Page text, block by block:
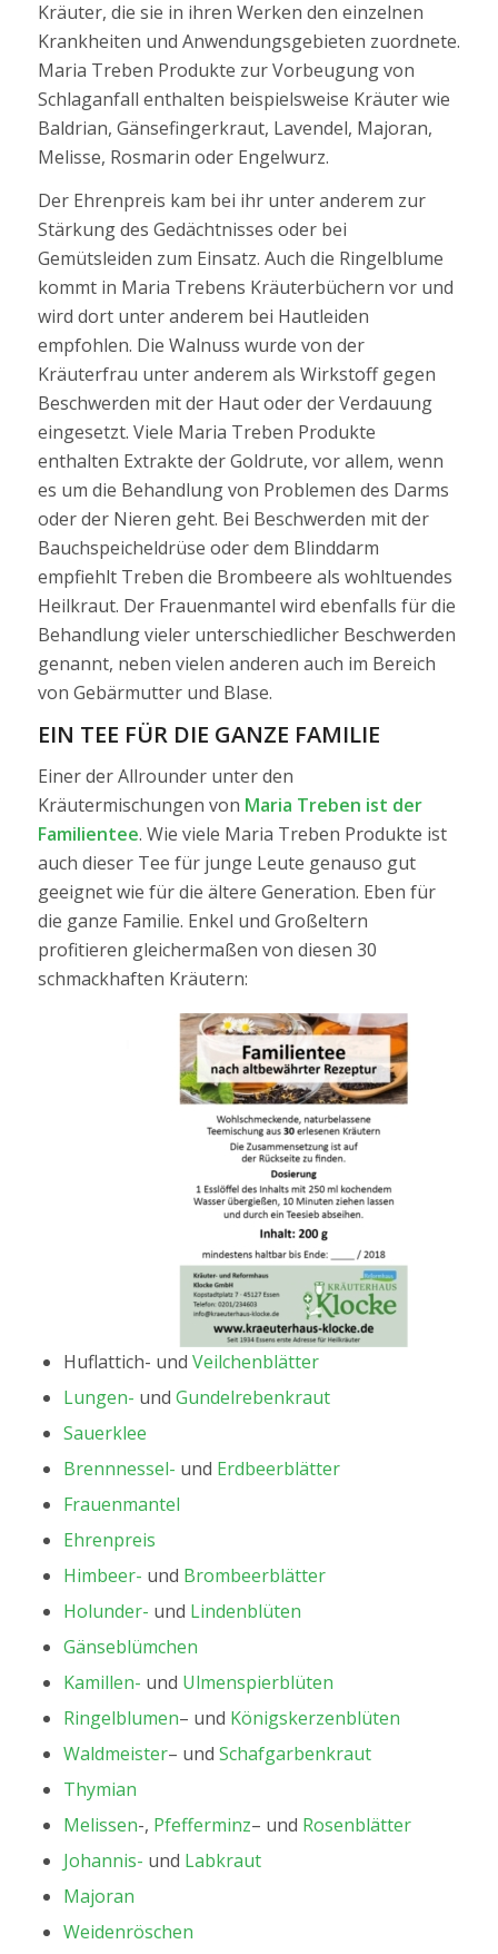
Kräuter, die sie in ihren Werken den einzelnen
Krankheiten und Anwendungsgebieten zuordnete.
Maria Treben Produkte zur Vorbeugung von
Schlaganfall enthalten beispielsweise Kräuter wie
Baldrian, Gänsefingerkraut, Lavendel, Majoran,
Melisse, Rosmarin oder Engelwurz.
Der Ehrenpreis kam bei ihr unter anderem zur
Stärkung des Gedächtnisses oder bei
Gemütsleiden zum Einsatz. Auch die Ringelblume
kommt in Maria Trebens Kräuterbüchern vor und
wird dort unter anderem bei Hautleiden
empfohlen. Die Walnuss wurde von der
Kräuterfrau unter anderem als Wirkstoff gegen
Beschwerden mit der Haut oder der Verdauung
eingesetzt. Viele Maria Treben Produkte
enthalten Extrakte der Goldrute, vor allem, wenn
es um die Behandlung von Problemen des Darms
oder der Nieren geht. Bei Beschwerden mit der
Bauchspeicheldrüse oder dem Blinddarm
empfiehlt Treben die Brombeere als wohltuendes
Heilkraut. Der Frauenmantel wird ebenfalls für die
Behandlung vieler unterschiedlicher Beschwerden
genannt, neben vielen anderen auch im Bereich
von Gebärmutter und Blase.
EIN TEE FÜR DIE GANZE FAMILIE
Einer der Allrounder unter den
Kräutermischungen von Maria Treben ist der
Familientee. Wie viele Maria Treben Produkte ist
auch dieser Tee für junge Leute genauso gut
geeignet wie für die ältere Generation. Eben für
die ganze Familie. Enkel und Großeltern
profitieren gleichermaßen von diesen 30
schmackhaften Kräutern:
Huflattich- und Veilchenblätter
Lungen- und Gundelrebenkraut
Sauerklee
Brennnessel- und Erdbeerblätter
Frauenmantel
Ehrenpreis
Himbeer- und Brombeerblätter
Holunder- und Lindenblüten
Gänseblümchen
Kamillen- und Ulmenspierblüten
Ringelblumen– und Königskerzenblüten
Waldmeister– und Schafgarbenkraut
Thymian
Melissen-, Pfefferminz– und Rosenblätter
Johannis- und Labkraut
Majoran
Weidenröschen